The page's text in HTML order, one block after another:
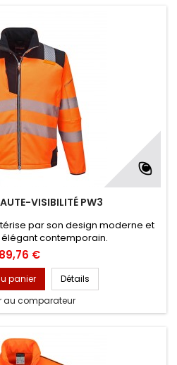
VISIBILITÉ PW3
par son design moderne et
contemporain.
89,76 €
panier
Détails
au comparateur